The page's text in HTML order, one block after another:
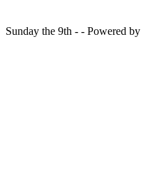
Sunday the 9th - - Powered by